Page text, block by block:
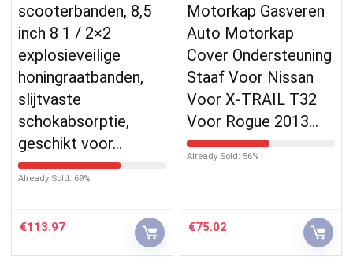
scooterbanden, 8,5
inch 8 1 / 2×2
explosieveilige
honingraatbanden,
slijtvaste
schokabsorptie,
geschikt voor…
Already Sold: 69%
€113.97
Motorkap Gasveren
Auto Motorkap
Cover Ondersteuning
Staaf Voor Nissan
Voor X-TRAIL T32
Voor Rogue 2013…
Already Sold: 56%
€75.02